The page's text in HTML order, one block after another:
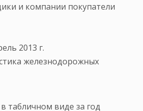
и компании покупатели
2013 г.
железнодорожных
табличном виде за год